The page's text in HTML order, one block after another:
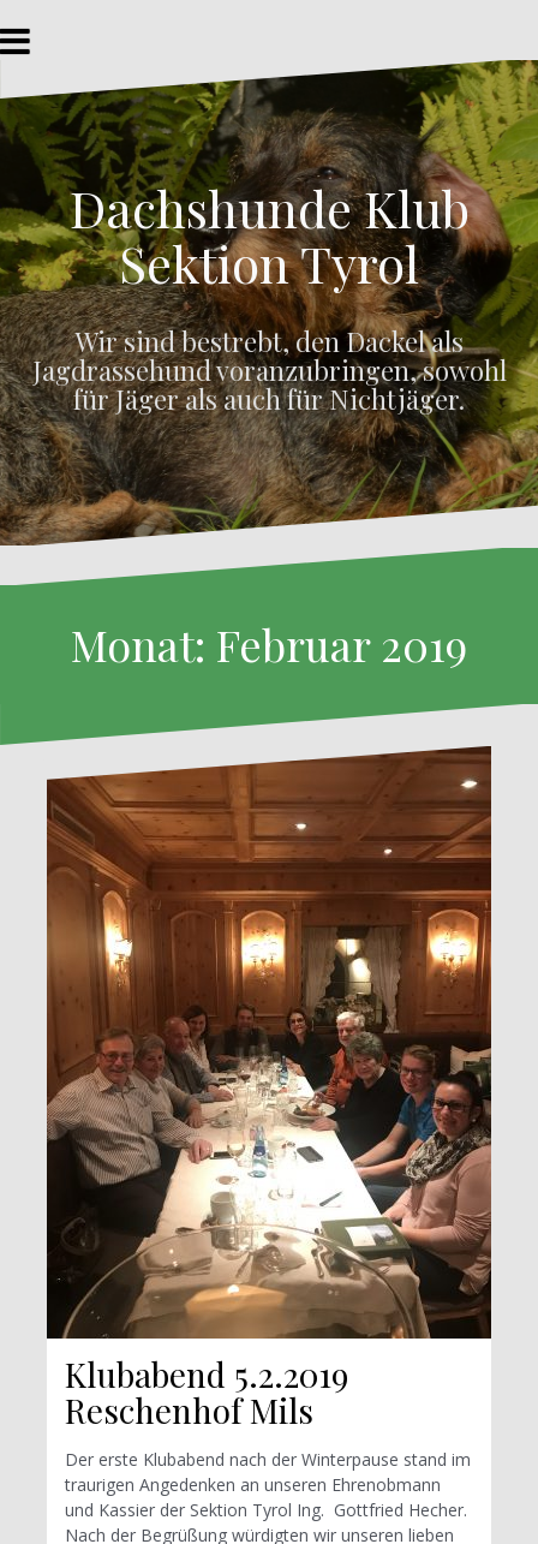
u
h
t
s
p
r
i
n
g
e
n
Dachshunde Klub
Sektion Tyrol
Wir sind bestrebt, den Dackel als
Jagdrassehund voranzubringen, sowohl
für Jäger als auch für Nichtjäger.
Monat: Februar 2019
Klubabend 5.2.2019
Reschenhof Mils
Der erste Klubabend nach der Winterpause stand im
traurigen Angedenken an unseren Ehrenobmann
und Kassier der Sektion Tyrol Ing. Gottfried Hecher.
Nach der Begrüßung würdigten wir unseren lieben